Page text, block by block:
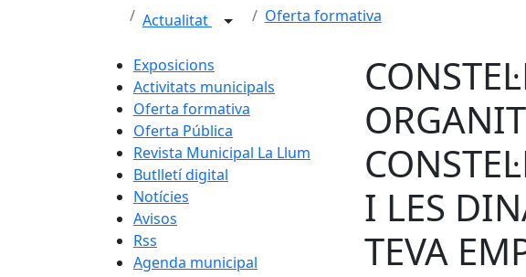
Actualitat Oferta formativa
Exposicions
Activitats municipals
Oferta formativa
Oferta Pública
Revista Municipal La Llum
Butlletí digital
Notícies
Avisos
Rss
Agenda municipal
I LES
TEVA